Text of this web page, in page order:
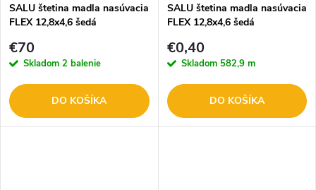
SALU štetina madla nasúvacia
FLEX 12,8x4,6 šedá
€70
Skladom 2 balenie
DO KOŠÍKA
SALU štetina madla nasúvacia
FLEX 12,8x4,6 šedá
€0,40
Skladom 582,9 m
DO KOŠÍKA